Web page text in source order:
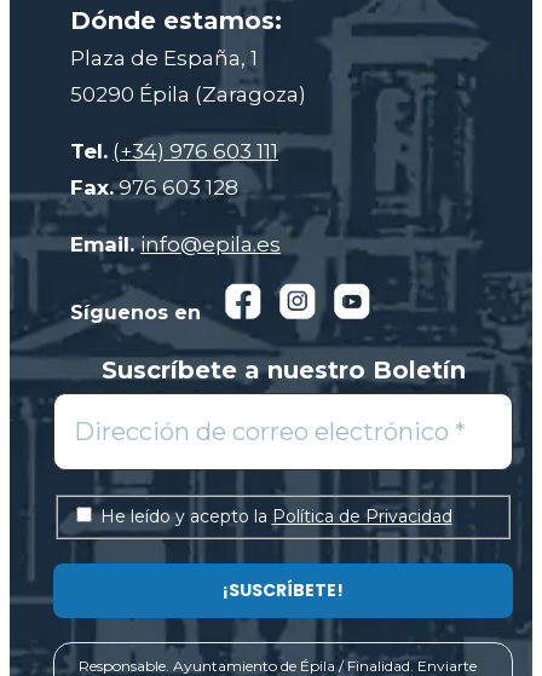
Dónde estamos:
Plaza de España, 1
50290 Épila (Zaragoza)
Tel. (+34) 976 603 111
Fax.976 603 128
Email.info@epila.es
Síguenos en
Suscríbete a nuestro Boletín
He leído y acepto la Política de Privacidad
Responsable. Ayuntamiento de Épila / Finalidad. Enviarte